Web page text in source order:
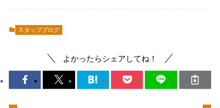
スタッフブログ
よかったらシェアしてね！